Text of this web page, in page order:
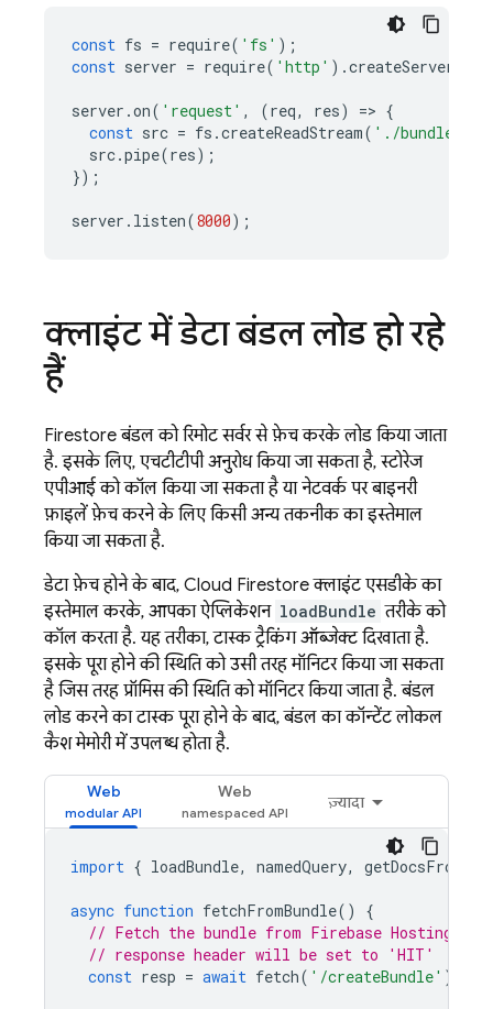
const fs = require( 'fs' );
const server = require( 'http' ).createServer
server .on( 'request' , (req, res) => {
const src = fs .createReadStream( './
src.pipe(res);
});
server . listen(8000);
क्लाइंट में डेटा बंडल लोड हो रहे
हैं
Firestore बंडल को रिमोट सर्वर से फ़ेच करके लोड किया जाता
है. इसके लिए, एचटीटीपी अनुरोध किया जा सकता है, स्टोरेज
एपीआई को कॉल किया जा सकता है या नेटवर्क पर बाइनरी
फ़ाइलें फ़ेच करने के लिए किसी अन्य तकनीक का इस्तेमाल
किया जा सकता है.
डेटा फ़ेच होने के बाद, Cloud Firestoreक्लाइंट एसडीके का
इस्तेमाल करके, आपका ऐप्लिकेशन loadBundle तरीके को
कॉल करता है. यह तरीका, टास्क ट्रैकिंग ऑब्जेक्ट दिखाता है.
इसके पूरा होने की स्थिति को उसी तरह मॉनिटर किया जा सकता
है जिस तरह प्रॉमिस की स्थिति को मॉनिटर किया जाता है. बंडल
लोड करने का टास्क पूरा होने के बाद, बंडल का कॉन्टेंट लोकल
कैश मेमोरी में उपलब्ध होता है.
Web Web
ज़्यादा
import { loadBundle, namedQuery,
async function fetchFromBundle()
{
// Fetch the bundle from Firebase Hosting,
// response header will be set to 'HIT'
const resp = await fetch( '/createBundle' );